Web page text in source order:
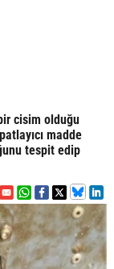
cisim olduğu
madde
tespit edip